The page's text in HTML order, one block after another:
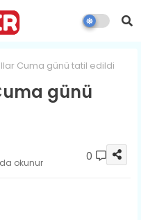
Cuma günü tatil edildi
günü
okunur 0